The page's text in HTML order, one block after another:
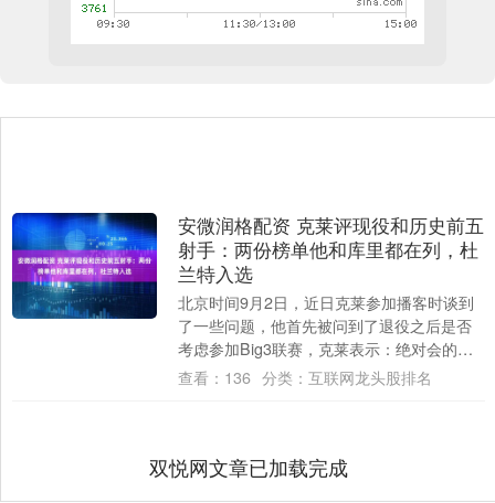
安微润格配资 克莱评现役和历史前五
射手：两份榜单他和库里都在列，杜
兰特入选
北京时间9月2日，近日克莱参加播客时谈到
了一些问题，他首先被问到了退役之后是否
考虑参加Big3联赛，克莱表示：绝对会的，
尤其是考虑到那条四分线，这让我感到兴
查看： 136 分类： 互联网龙头股排名
双悦网文章已加载完成